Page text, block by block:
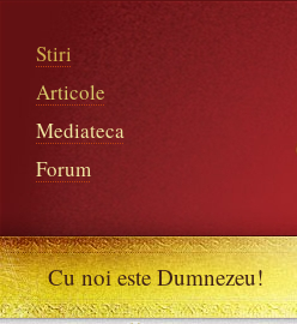
Stiri
Articole
Mediateca
Forum
Cu noi este Dumnezeu!